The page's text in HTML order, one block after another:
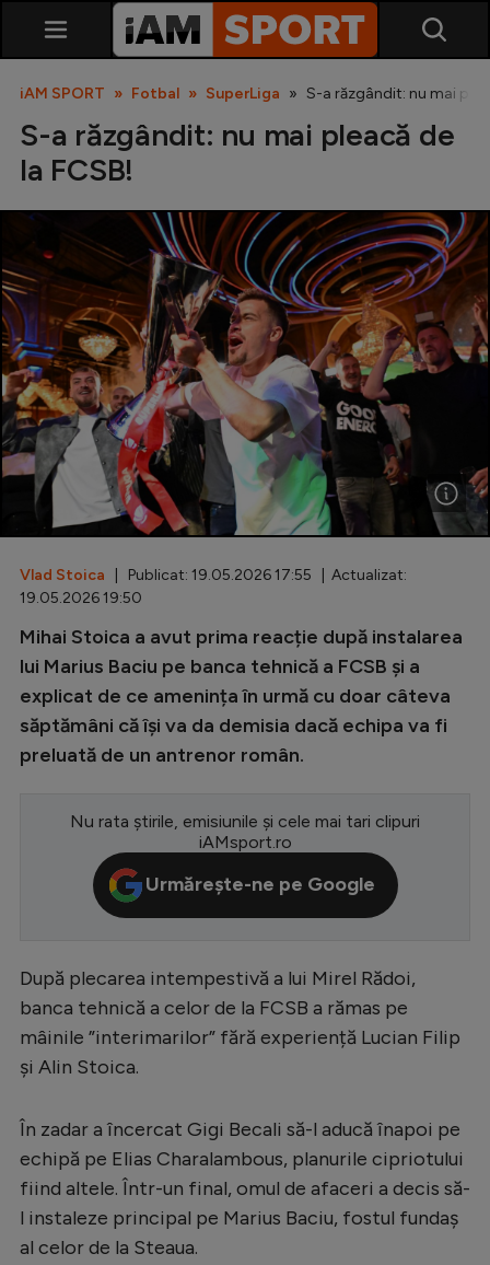
SuperLiga
Liga 2
Cupa României
Echipa Națională
U21
Fotbal feminin
Special
Diverse
Inedit
Clasamente
Champions League
Conference League
CM 2026
LaLiga
Serie A
Bundesliga
Campionate
Starurile fotbalului
EURO 2024
Stranieri
iAM SPORT Fotbal SuperLiga S-a răzgândit: nu mai
S-a răzgândit: nu mai pleacă de
la FCSB!
Vlad Stoica | Publicat: 19.05.2026 17:55 | Actualizat:
19.05.2026 19:50
Mihai Stoica a avut prima reacție după instalarea
lui Marius Baciu pe banca tehnică a FCSB și a
explicat de ce amenința în urmă cu doar câteva
săptămâni că își va da demisia dacă echipa va fi
preluată de un antrenor român.
Nu rata știrile, emisiunile și cele mai tari clipuri
iAMsport.ro
Urmărește-ne pe Google
După plecarea intempestivă a lui Mirel Rădoi,
banca tehnică a celor de la FCSB a rămas pe
mâinile ”interimarilor” fără experiență Lucian Filip
și Alin Stoica.
În zadar a încercat Gigi Becali să-l aducă înapoi pe
echipă pe Elias Charalambous, planurile cipriotului
fiind altele. Într-un final, omul de afaceri a decis să-
l instaleze principal pe Marius Baciu, fostul fundaș
al celor de la Steaua.